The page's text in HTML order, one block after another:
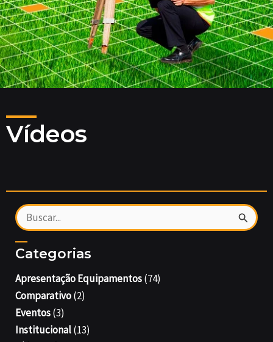
Vídeos
Pesquisar
por:
Categorias
Apresentação Equipamentos(74)
Comparativo(2)
Eventos(3)
Institucional(13)